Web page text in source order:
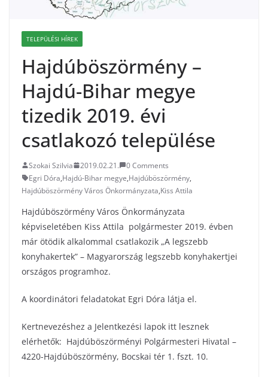
TELEPÜLÉSI HÍREK
Hajdúböszörmény –
Hajdú-Bihar megye
tizedik 2019. évi
csatlakozó települése
Szokai Szilvia 2019.02.21.
0 Comments
Egri Dóra,Hajdú-Bihar megye,Hajdúböszörmény,
Hajdúböszörmény Város Önkormányzata,Kiss Attila
Hajdúböszörmény Város Önkormányzata
képviseletében Kiss Attila polgármester 2019. évben
már ötödik alkalommal csatlakozik „A legszebb
konyhakertek” – Magyarország legszebb konyhakertjei
országos programhoz.
A koordinátori feladatokat Egri Dóra látja el.
Kertnevezéshez a Jelentkezési lapok itt lesznek
elérhetők: Hajdúböszörményi Polgármesteri Hivatal –
4220-Hajdúböszörmény, Bocskai tér 1. fszt. 10.